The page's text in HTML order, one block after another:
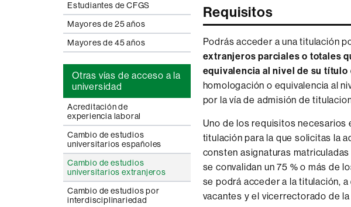
Estudiantes de CFGS
Mayores de 25 años
Mayores de 45 años
Otras vías de acceso a la
universidad
Acreditación de
experiencia laboral
Cambio de estudios
universitarios españoles
Cambio de estudios
universitarios extranjeros
Cambio de estudios por
interdisciplinariedad
Requisitos
Podrás acceder a una titulación
extranjeros parciales o totales
equivalencia al nivel de su título
homologación o equivalencia al
por la vía de admisión de
Uno de los requisitos necesarios
titulación para la que solicitas la
consten asignaturas
se convalidan un 75 % o más de
se podrá acceder a la titulación,
vacantes y el vicerrectorado de